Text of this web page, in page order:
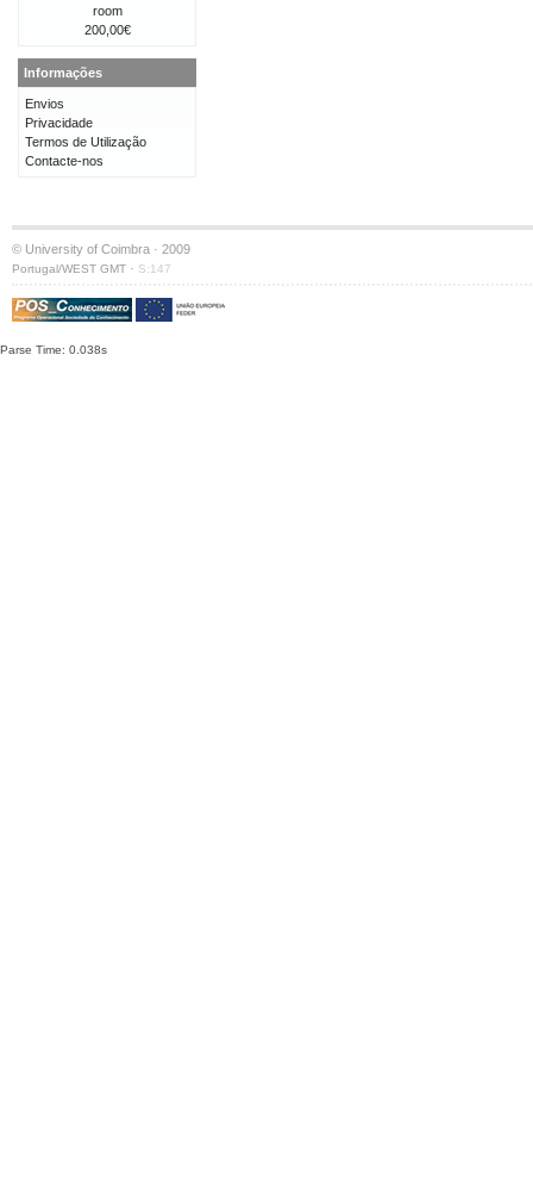
room
200,00€
Informações
Envios
Privacidade
Termos de Utilização
Contacte-nos
© University of Coimbra · 2009
Portugal/WEST GMT · S:147
Parse Time: 0.038s